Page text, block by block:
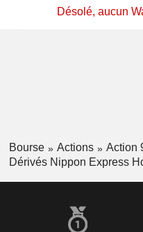
Désolé, aucun
Bourse Actions
Action
Dérivés Nippon Express